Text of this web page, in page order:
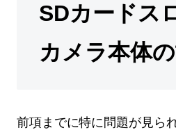
SDカードス
カメラ本体
前項までに特に問題が見ら